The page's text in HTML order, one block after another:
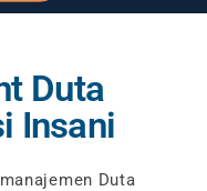
Duta
Insani
Duta